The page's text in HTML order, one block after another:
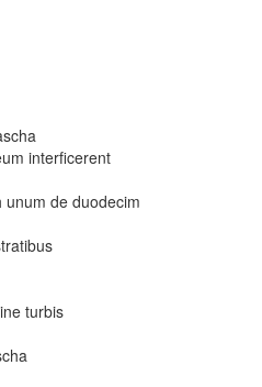
interficerent
de duodecim
turbis